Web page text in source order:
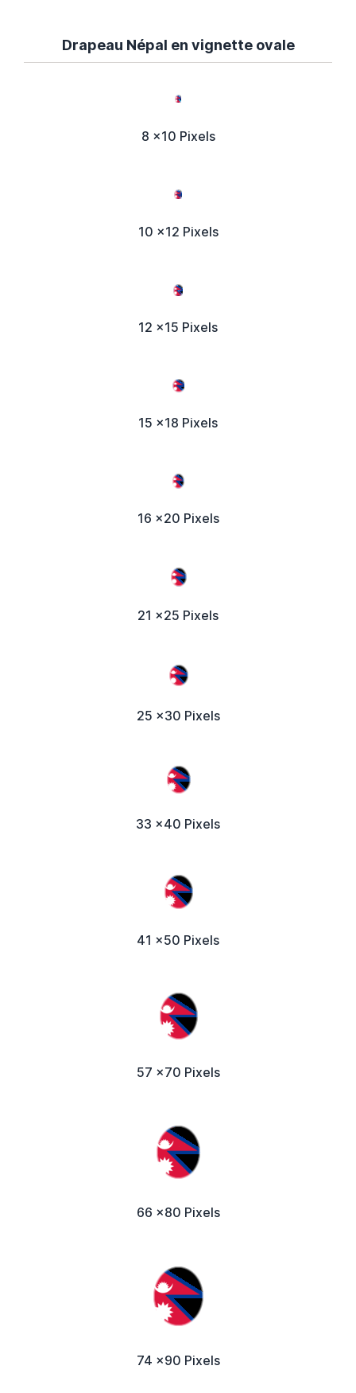
Drapeau Népal en vignette ovale
8 x10 Pixels
10 x12 Pixels
12 x15 Pixels
15 x18 Pixels
16 x20 Pixels
21 x25 Pixels
25 x30 Pixels
33 x40 Pixels
41 x50 Pixels
57 x70 Pixels
66 x80 Pixels
74 x90 Pixels